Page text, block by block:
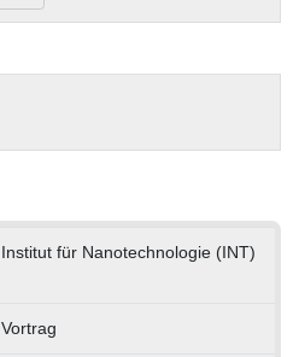
Institut für Nanotechnologie (INT)
Vortrag